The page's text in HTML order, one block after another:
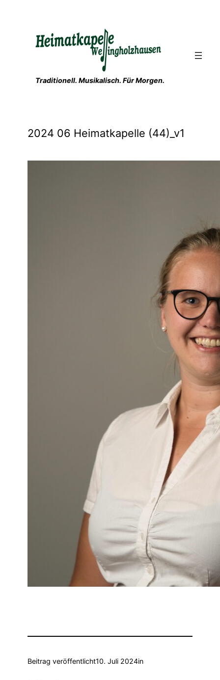
Traditionell. Musikalisch. Für Morgen.
2024 06 Heimatkapelle (44)_v1
Beitrag veröffentlicht10. Juli 2024in